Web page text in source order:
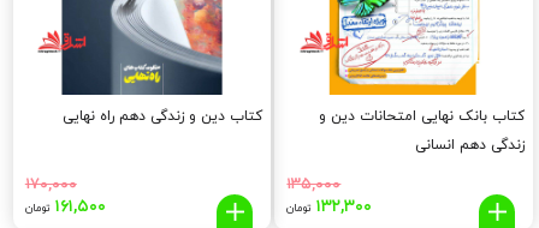
کتاب بانک نهایی امتحانات دین و
زندگی دهم انسانی
۱۳۵,۰۰۰
قیمت
۱۳۲,۳۰۰ تومانقیمت
کتاب دین و زندگی دهم راه نهایی
۱۷۰,۰۰۰
قیمت
۱۶۱,۵۰۰ تومان